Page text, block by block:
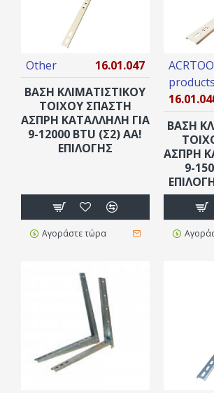
Other
16.01.047
ΒΑΣΗ ΚΛΙΜΑΤΙΣΤΙΚΟΥ
ΤΟΙΧΟΥ ΣΠΑΣΤΗ
ΑΣΠΡΗ ΚΑΤΑΛΛΗΛΗ ΓΙΑ
9-12000 BTU (Σ2) AA!
ΕΠΙΛΟΓΗΣ
Αγοράστε τώρα
ΒΑΣΗ
ΑΣΠΡΗ
9-